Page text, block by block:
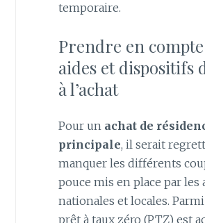
temporaire.
Prendre en
aides et dispositifs
à l’achat
Pour un achat de
principale, il serait
manquer les différents
pouce mis en place par les
nationales et locales.
prêt à taux zéro (PTZ) est